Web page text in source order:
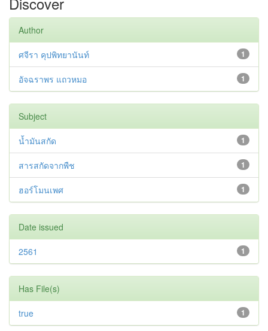
Author
1
ศจีรา คุปพิทยานันท์
1
อัจฉราพร แถวหมอ
Subject
1
น้ำมันสกัด
1
สารสกัดจากพืช
1
ฮอร์โมนเพศ
Date issued
1
2561
Has File(s)
1
true